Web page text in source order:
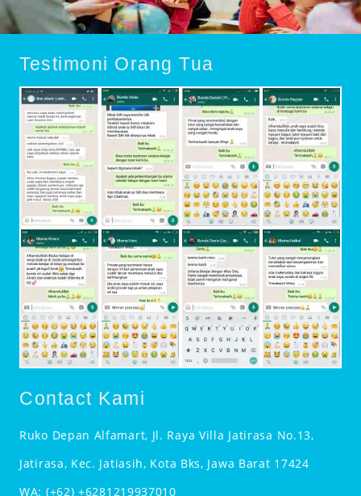
Testimoni Orang Tua
Contact Kami
Ruko Depan Alfamart, Jl. Raya Villa Jatirasa No.13,
Jatirasa, Kec. Jatiasih, Kota Bks, Jawa Barat 17424
WA: (+62) +6281219937010